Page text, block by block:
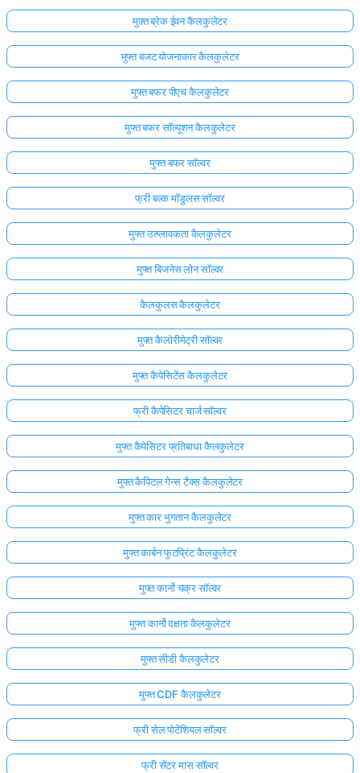
मुफ़्त ब्रेक ईवन कैलकुलेटर
मुफ्त बजट योजनाकार कैलकुलेटर
मुफ्त बफर पीएच कैलकुलेटर
मुफ्त बफर सॉल्यूशन कैलकुलेटर
मुफ्त बफर सॉल्वर
फ्री बल्क मॉडुलस सॉल्वर
मुफ्त उत्प्लावकता कैलकुलेटर
मुफ्त बिजनेस लोन सॉल्वर
कैलकुलस कैलकुलेटर
मुफ्त कैलोरीमेट्री सॉल्वर
मुफ्त कैपेसिटेंस कैलकुलेटर
फ्री कैपेसिटर चार्ज सॉल्वर
मुफ्त कैपेसिटर प्रतिबाधा कैलकुलेटर
मुफ्त कैपिटल गेन्स टैक्स कैलकुलेटर
मुफ्त कार भुगतान कैलकुलेटर
मुफ्त कार्बन फुटप्रिंट कैलकुलेटर
मुफ्त कार्नो चक्र सॉल्वर
मुफ्त कार्नो दक्षता कैलकुलेटर
मुफ्त सीडी कैलकुलेटर
मुफ्त CDF कैलकुलेटर
फ्री सेल पोटेंशियल सॉल्वर
फ्री सेंटर मास सॉल्वर